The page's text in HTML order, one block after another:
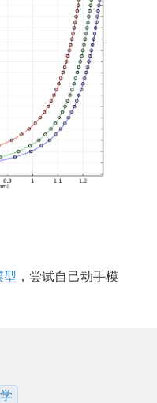
型 ，尝试自己动手模